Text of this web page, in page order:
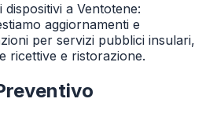
a Ventotene:
aggiornamenti e
per servizi pubblici insulari,
ricettive e ristorazione.